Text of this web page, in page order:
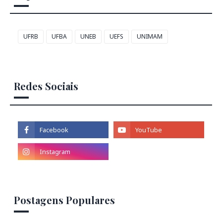
UFRB UFBA UNEB UEFS UNIMAM
Redes Sociais
Postagens Populares